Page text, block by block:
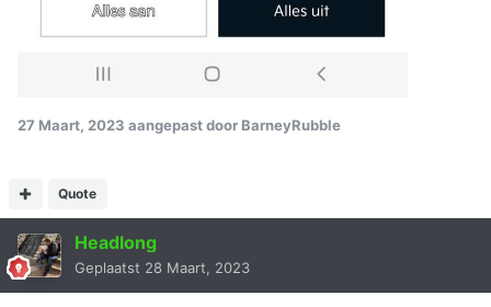
27 Maart, 2023 aangepast door BarneyRubble
Quote
Headlong
Geplaatst 28 Maart, 2023